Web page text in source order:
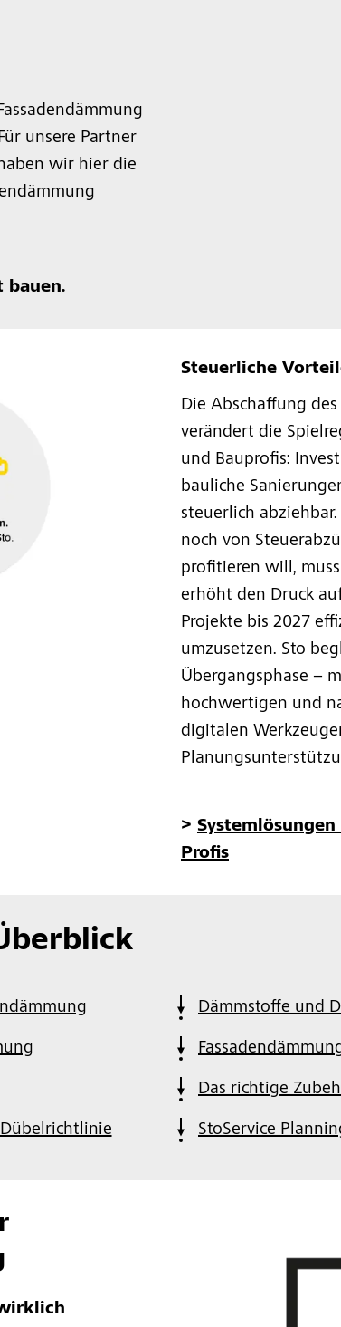
unsere Partner
wir hier die
bauen.
Steuerliche
Die Abschaffung
verändert die
und Bauprofis:
bauliche
steuerlich
noch von
profitieren will,
erhöht den Druck
Projekte bis 2027
umzusetzen. Sto
Übergangsphase –
hochwertigen und
digitalen
>
Profis
Dämmstoffe und
Das richtige
StoService